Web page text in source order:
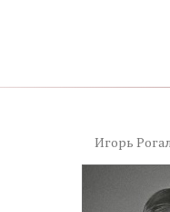
Игорь